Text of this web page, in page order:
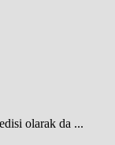
olarak da ...